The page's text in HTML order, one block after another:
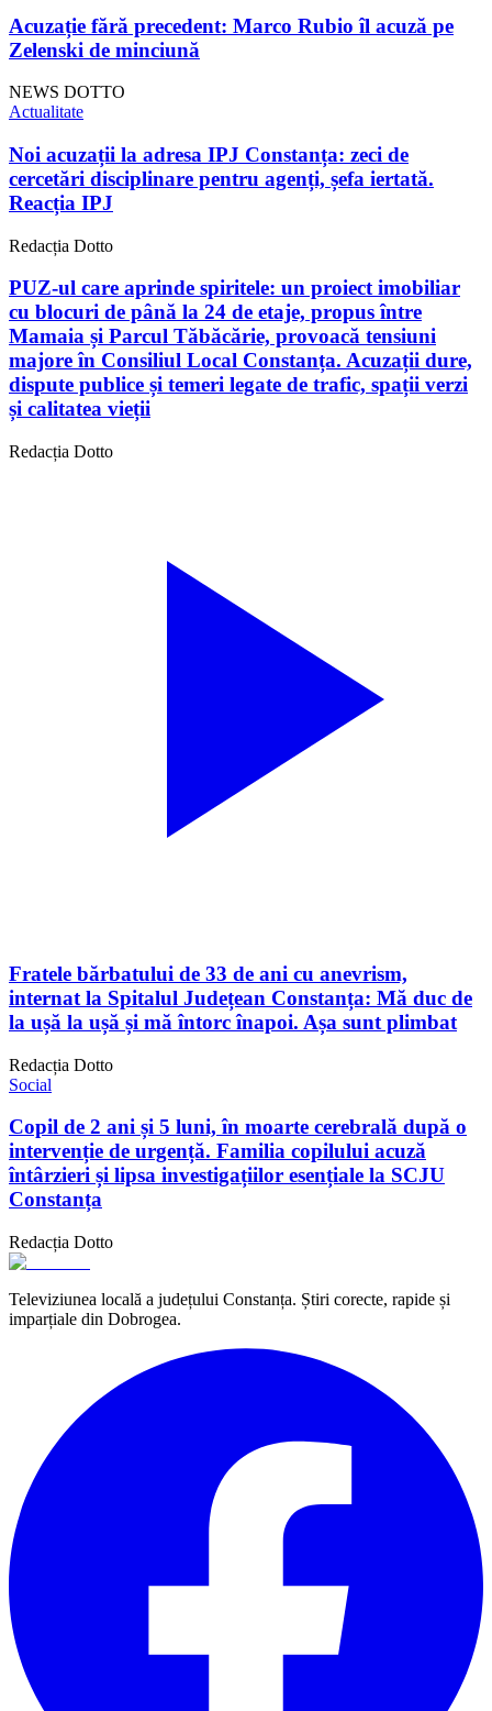
Acuzație fără precedent: Marco Rubio îl acuză pe
Zelenski de minciună
NEWS DOTTO
Actualitate
Noi acuzații la adresa IPJ Constanța: zeci de
cercetări disciplinare pentru agenți, șefa iertată.
Reacția IPJ
Redacția Dotto
PUZ-ul care aprinde spiritele: un proiect imobiliar
cu blocuri de până la 24 de etaje, propus între
Mamaia și Parcul Tăbăcărie, provoacă tensiuni
majore în Consiliul Local Constanța. Acuzații dure,
dispute publice și temeri legate de trafic, spații verzi
și calitatea vieții
Redacția Dotto
Fratele bărbatului de 33 de ani cu anevrism,
internat la Spitalul Județean Constanța: Mă duc de
la ușă la ușă și mă întorc înapoi. Așa sunt plimbat
Redacția Dotto
Social
Copil de 2 ani și 5 luni, în moarte cerebrală după o
intervenție de urgență. Familia copilului acuză
întârzieri și lipsa investigațiilor esențiale la SCJU
Constanța
Redacția Dotto
Televiziunea locală a județului Constanța. Știri corecte, rapide și
imparțiale din Dobrogea.